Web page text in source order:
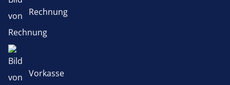
Rechnung
Vorkasse